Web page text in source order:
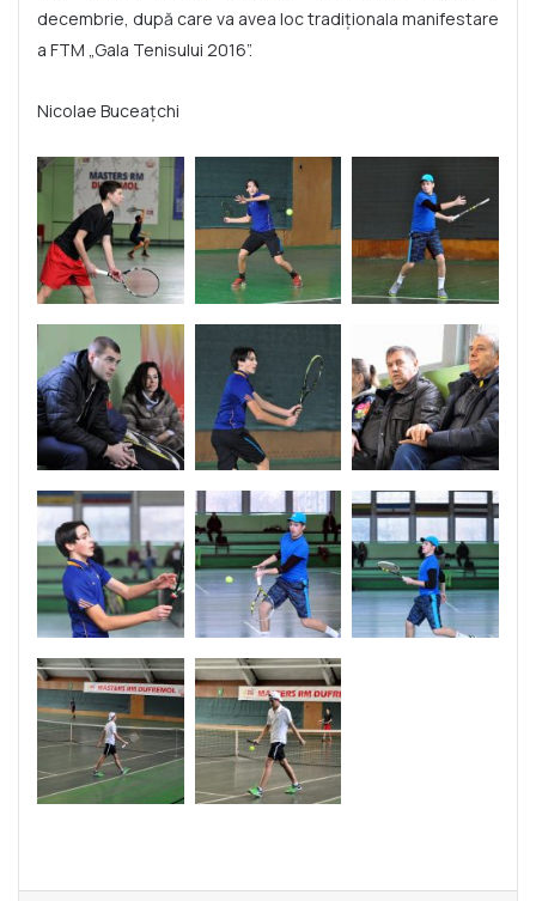
decembrie, după care va avea loc tradiționala manifestare
a FTM „Gala Tenisului 2016”.
Nicolae Buceațchi